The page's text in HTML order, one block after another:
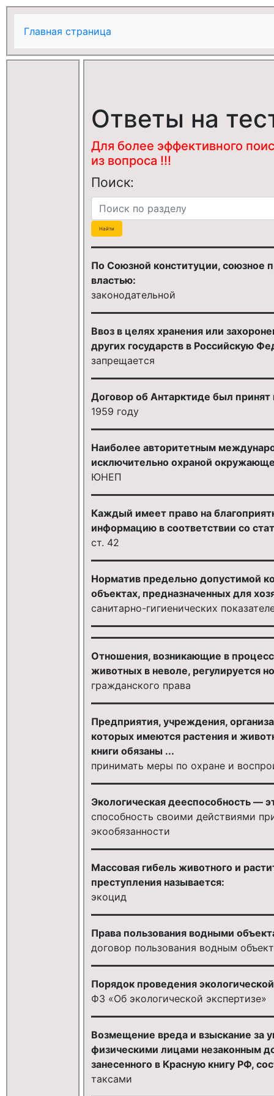
Главная страница
Ответы на
Для более эффективного
из вопроса !!!
Поиск:
По Союзной конституции, союзное
властью:
законодательной
Ввоз в целях хранения или
других государств в Российскую
запрещается
Договор об Антарктиде был принят
1959 году
Наиболее авторитетным
исключительно охраной
ЮНЕП
Каждый имеет право на
информацию в соответствии со
ст. 42
Норматив предельно допустимой
объектах, предназначенных для
санитарно-гигиенических
Отношения, возникающие в
животных в неволе, регулируется
гражданского права
Предприятия, учреждения,
которых имеются растения и
книги обязаны ...
принимать меры по охране и
Экологическая дееспособность —
способность своими действиями
экообязанности
Массовая гибель животного и
преступления называется:
экоцид
Права пользования водными
договор пользования водным
Порядок проведения
ФЗ «Об экологической экспертизе»
Возмещение вреда и взыскание за
физическими лицами незаконным
занесенного в Красную книгу РФ,
таксами